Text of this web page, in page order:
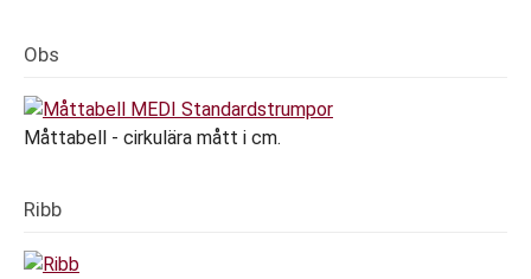
Obs
Måttabell - cirkulära mått i cm.
Ribb